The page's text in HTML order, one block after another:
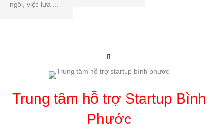
ngôi, việc lựa ...
Trung tâm hỗ trợ Startup Bình
Phước